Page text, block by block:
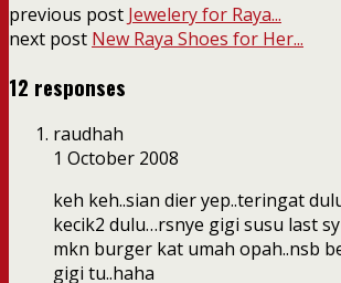
previous post Jewelery for Raya...
next post New Raya Shoes for Her...
12 responses
raudhah
1 October 2008
keh keh..sian dier yep..teringat
kecik2 dulu…rsnye gigi susu last
mkn burger kat umah opah..nsb
gigi tu..haha